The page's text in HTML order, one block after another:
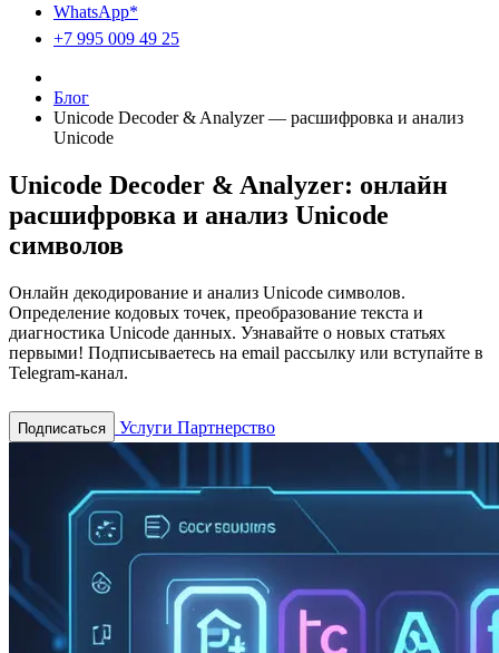
WhatsApp*
+7 995 009 49 25
Блог
Unicode Decoder & Analyzer — расшифровка и анализ
Unicode
Unicode Decoder & Analyzer: онлайн
расшифровка и анализ Unicode
символов
Онлайн декодирование и анализ Unicode символов.
Определение кодовых точек, преобразование текста и
диагностика Unicode данных. Узнавайте о новых статьях
первыми! Подписываетесь на email рассылку или вступайте в
Telegram-канал.
Подписаться Услуги Партнерство